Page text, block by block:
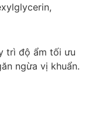
trì độ ẩm tối ưu
ngừa vị khuẩn.